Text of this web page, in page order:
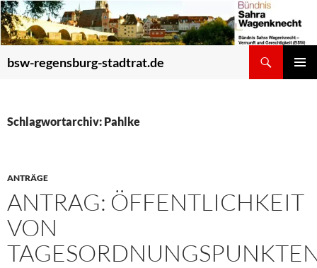
Zum
Inhalt
springen
bsw-regensburg-stadtrat.de
Schlagwortarchiv: Pahlke
ANTRÄGE
ANTRAG: ÖFFENTLICHKEIT
VON